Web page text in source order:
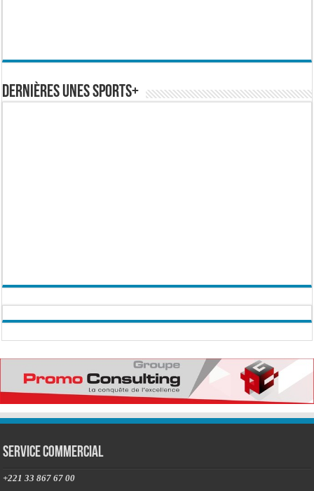
Dernières Unes Sports+
Service commercial
+221 33 867 67 00